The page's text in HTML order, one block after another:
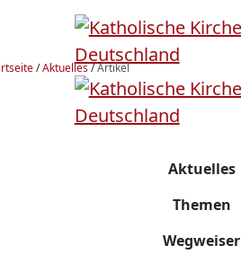
/Aktuelles/Artikel
Aktuelles
Themen
Wegweiser